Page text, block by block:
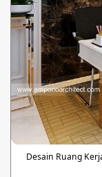
Desain Ruang